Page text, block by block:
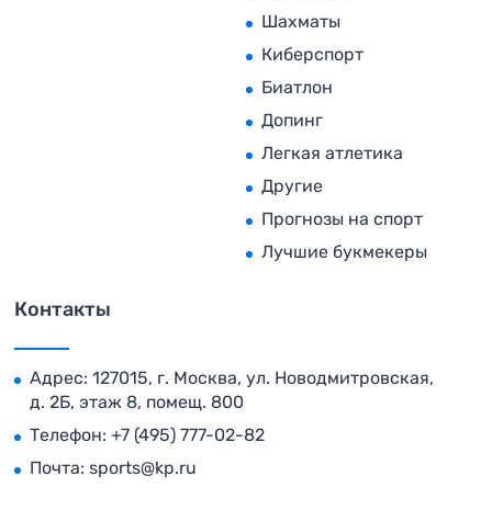
Шахматы
Киберспорт
Биатлон
Допинг
Легкая атлетика
Другие
Прогнозы на спорт
Лучшие букмекеры
Контакты
Адрес: 127015, г. Москва, ул. Новодмитровская,
д. 2Б, этаж 8, помещ. 800
Телефон: +7 (495) 777-02-82
Почта: sports@kp.ru